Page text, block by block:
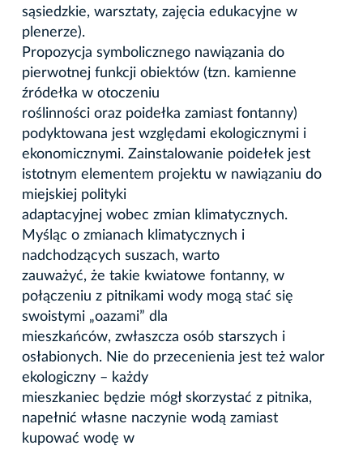
sąsiedzkie, warsztaty, zajęcia edukacyjne w
plenerze).
Propozycja symbolicznego nawiązania do
pierwotnej funkcji obiektów (tzn. kamienne
źródełka w otoczeniu
roślinności oraz poidełka zamiast fontanny)
podyktowana jest względami ekologicznymi i
ekonomicznymi. Zainstalowanie poidełek jest
istotnym elementem projektu w nawiązaniu do
miejskiej polityki
adaptacyjnej wobec zmian klimatycznych.
Myśląc o zmianach klimatycznych i
nadchodzących suszach, warto
zauważyć, że takie kwiatowe fontanny, w
połączeniu z pitnikami wody mogą stać się
swoistymi „oazami” dla
mieszkańców, zwłaszcza osób starszych i
osłabionych. Nie do przecenienia jest też walor
ekologiczny – każdy
mieszkaniec będzie mógł skorzystać z pitnika,
napełnić własne naczynie wodą zamiast
kupować wodę w